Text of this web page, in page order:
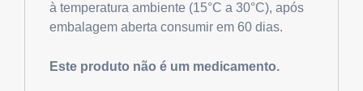
à temperatura ambiente (15°C a 30°C), após
embalagem aberta consumir em 60 dias.
Este produto não é um medicamento.